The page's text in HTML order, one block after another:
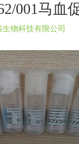
001马血
物科技有限公司